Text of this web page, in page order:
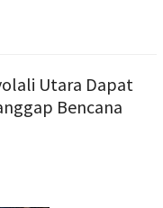
Utara Dapat
Bencana